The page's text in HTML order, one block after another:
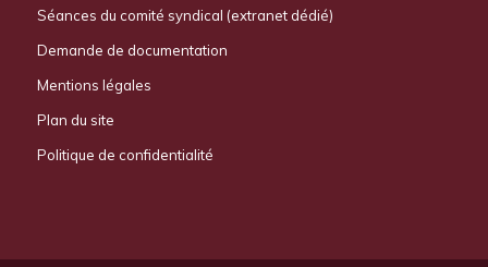
Séances du comité syndical (extranet dédié)
Demande de documentation
Mentions légales
Plan du site
Politique de confidentialité